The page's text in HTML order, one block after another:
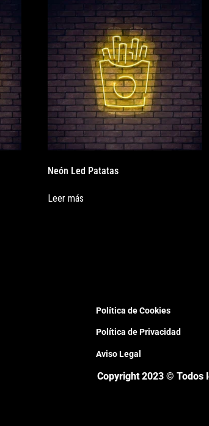
Neón Led Patatas
Leer más
Política de Cookies
Política de Privacidad
Aviso Legal
Copyright 2023 © Todos